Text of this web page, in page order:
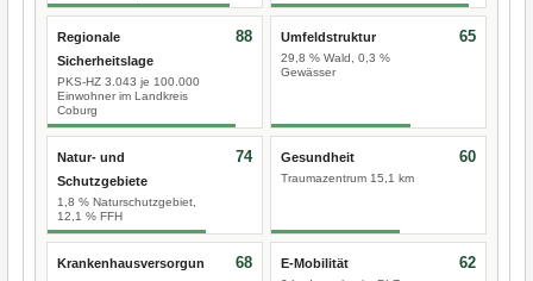
Regionale
Sicherheitslage
PKS-HZ 3.043 je 100.000
Einwohner im Landkreis
Coburg
88 Umfeldstruktur
29,8 % Wald, 0,3 %
Gewässer
65
Natur- und
Schutzgebiete
1,8 % Naturschutzgebiet,
12,1 % FFH
74 Gesundheit
Traumazentrum 15,1 km
60
Krankenhausversorgun
68 E-Mobilität 62